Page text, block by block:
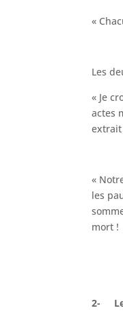
«
Les
« Je
actes
extrait
«
les
mort !
2-